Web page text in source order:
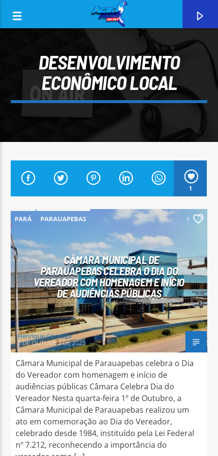
CURRENT TRACK
ARARA AZUL FM 96,9
Arara Azul FM
DESENVOLVIMENTO
ECONÔMICO LOCAL
1
PARÁ PARAUAPEBAS 1
CÂMARA MUNICIPAL DE
PARAUAPEBAS CELEBRA O DIA DO
VEREADOR COM HOMENAGEM E INÍCIO
DE AUDIÊNCIAS PÚBLICAS
Henrique Gonzaga
1 DE OUTUBRO DE 2025
Câmara Municipal de Parauapebas celebra o Dia
do Vereador com homenagem e início de
audiências públicas Câmara Celebra Dia do
Vereador Nesta quarta-feira 1º de Outubro, a
Câmara Municipal de Parauapebas realizou um
ato em comemoração ao Dia do Vereador,
celebrado desde 1984, instituído pela Lei Federal
nº 7.212, reconhecendo a importância do